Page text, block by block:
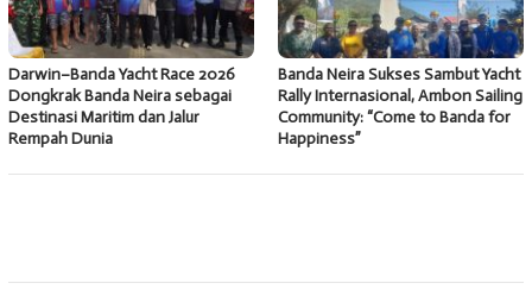
Darwin–Banda Yacht Race 2026
Dongkrak Banda Neira sebagai
Destinasi Maritim dan Jalur
Rempah Dunia
Banda Neira Sukses Sambut Yacht
Rally Internasional, Ambon Sailing
Community: “Come to Banda for
Happiness”